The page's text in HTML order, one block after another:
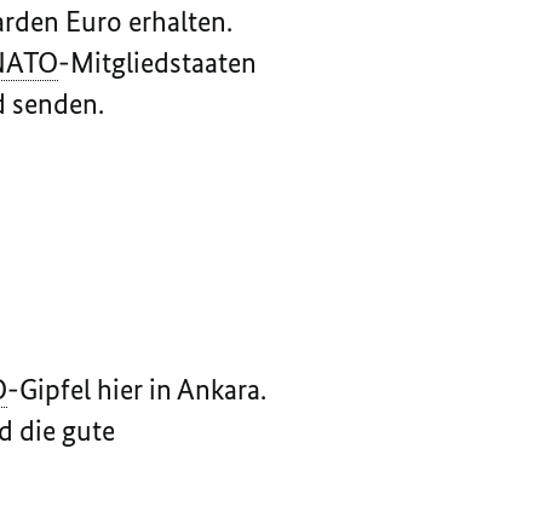
Euro erhalten.
-Mitgliedstaaten
senden.
-Gipfel hier in Ankara.
die gute